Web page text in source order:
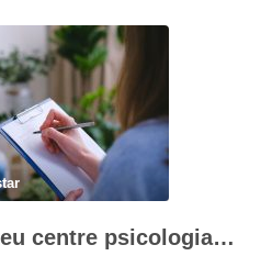
Talich Centre: el teu centre psicologia a Terrassa per al benestar emocional